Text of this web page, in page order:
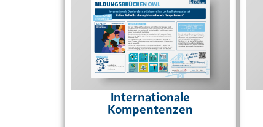
Internationale
Kompentenzen